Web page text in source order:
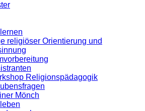
religiöser Orientierung und
Religionspädagogik
Mönch